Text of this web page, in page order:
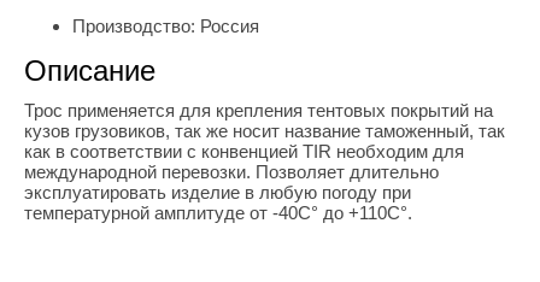
Производство: Россия
Описание
Трос применяется для крепления тентовых покрытий на
кузов грузовиков, так же носит название таможенный, так
как в соответствии с конвенцией TIR необходим для
международной перевозки. Позволяет длительно
эксплуатировать изделие в любую погоду при
температурной амплитуде от -40С° до +110С°.